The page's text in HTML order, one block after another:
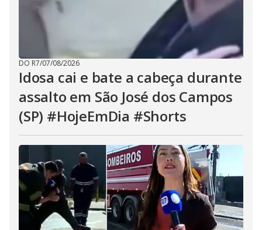
DO R7/07/08/2026
Idosa cai e bate a cabeça durante
assalto em São José dos Campos
(SP) #HojeEmDia #Shorts